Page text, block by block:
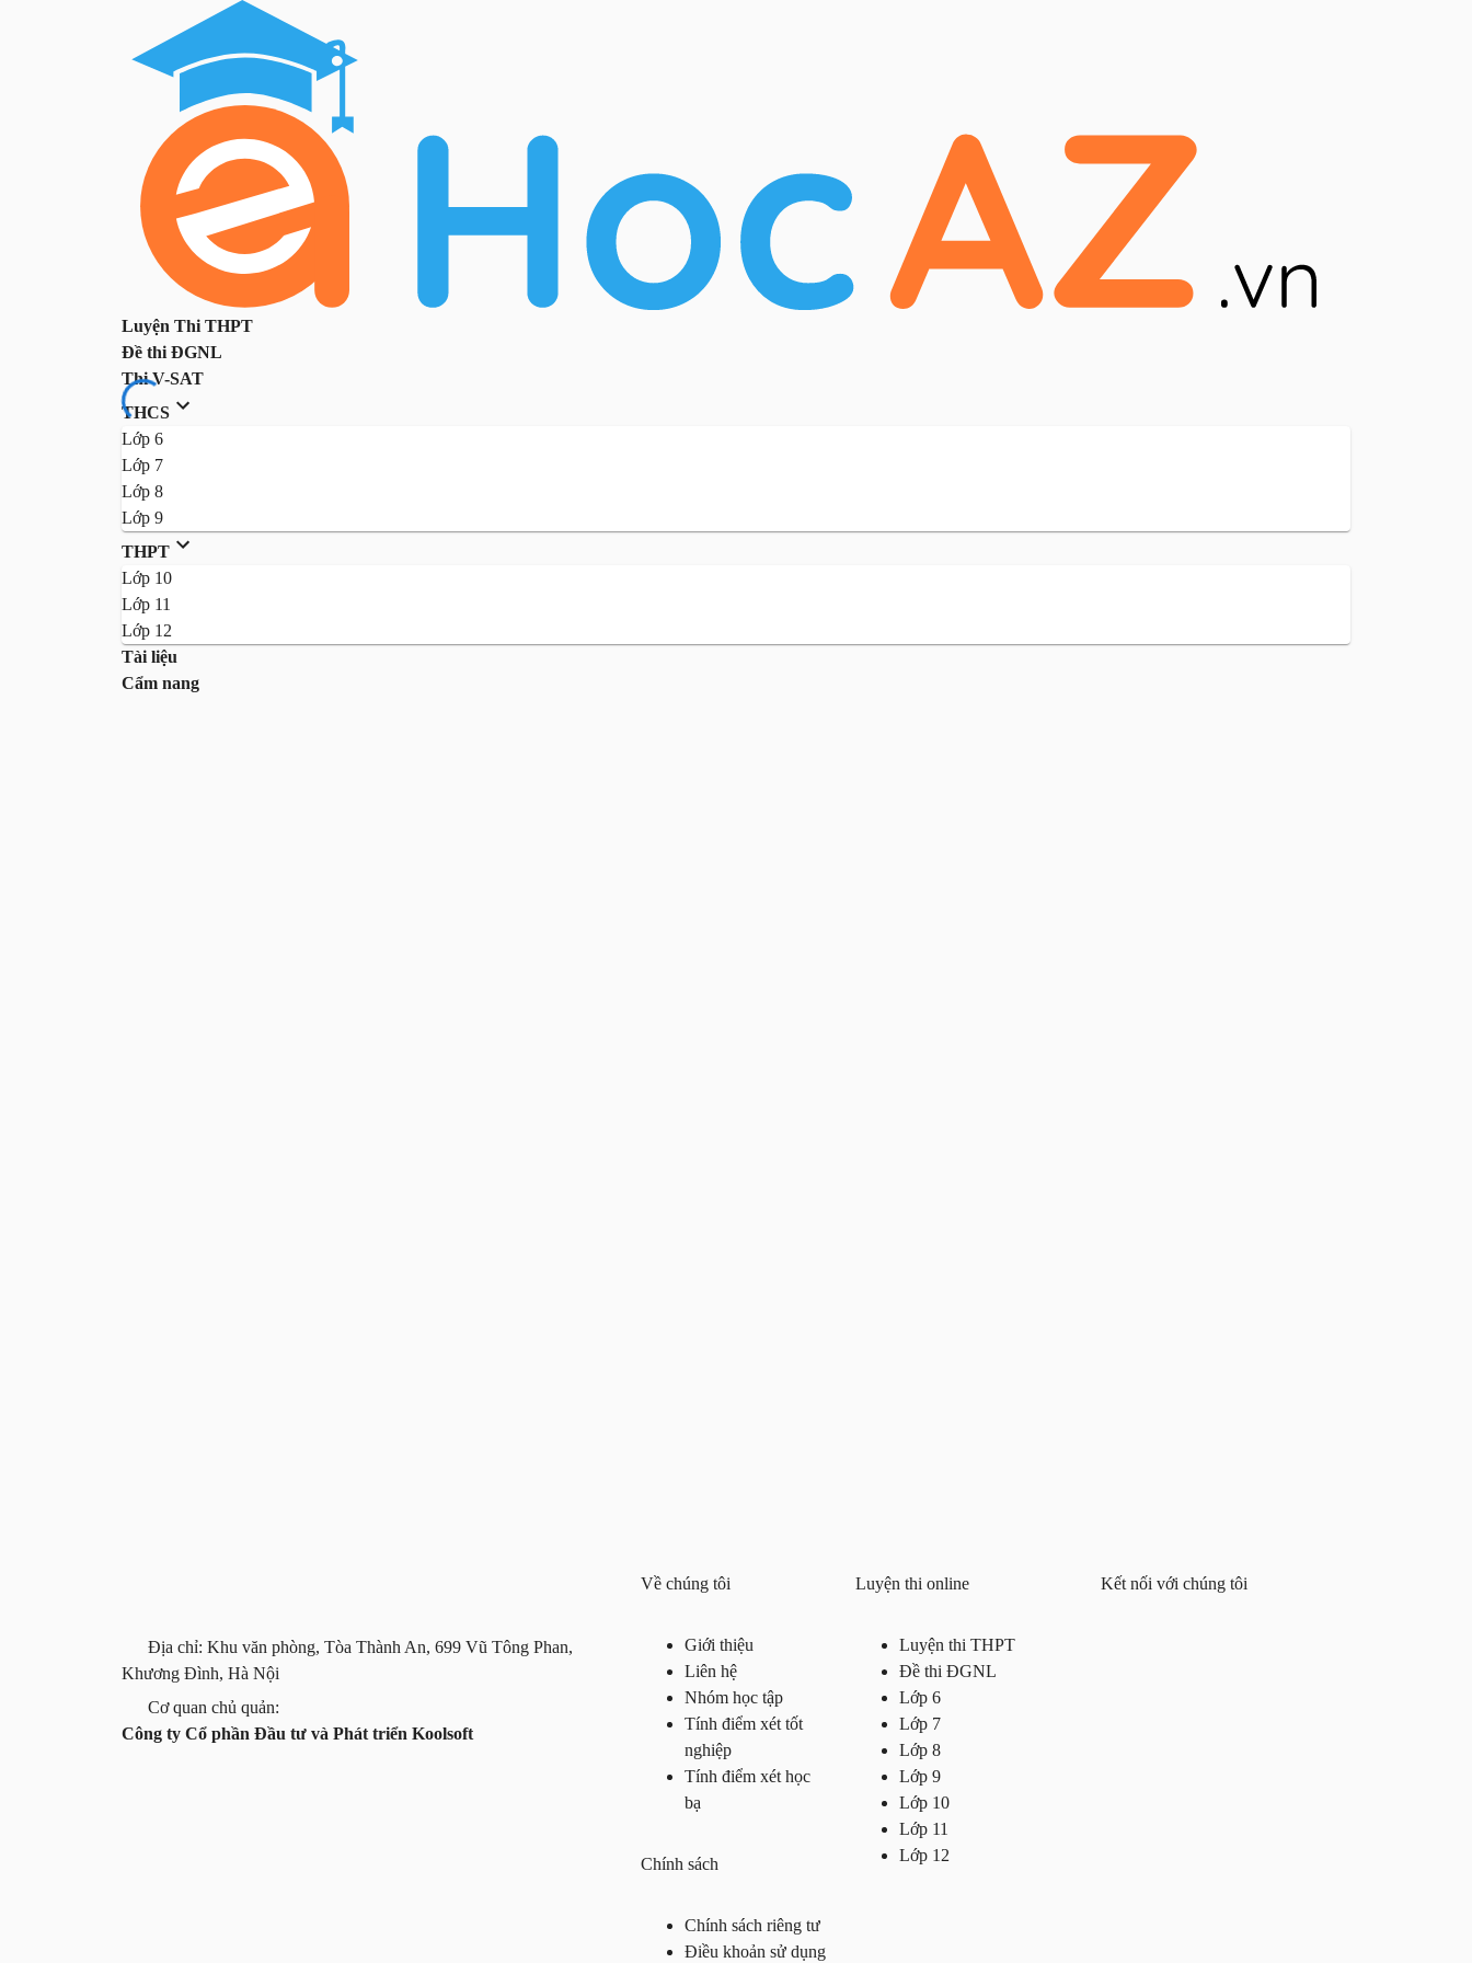
Luyện Thi THPT
Đề thi ĐGNL
Thi V-SAT
THCS
Lớp 6
Lớp 7
Lớp 8
Lớp 9
THPT
Lớp 10
Lớp 11
Lớp 12
Tài liệu
Cẩm nang
Địa chỉ: Khu văn phòng, Tòa Thành An, 699 Vũ Tông Phan,
Khương Đình, Hà Nội
Cơ quan chủ quản:
Công ty Cổ phần Đầu tư và Phát triển Koolsoft
Về chúng tôi
Giới thiệu
Liên hệ
Nhóm học tập
Tính điểm xét tốt
nghiệp
Tính điểm xét học
bạ
Chính sách
Chính sách riêng tư
Điều khoản sử dụng
Luyện thi online
Luyện thi THPT
Đề thi ĐGNL
Lớp 6
Lớp 7
Lớp 8
Lớp 9
Lớp 10
Lớp 11
Lớp 12
Kết nối với chúng tôi